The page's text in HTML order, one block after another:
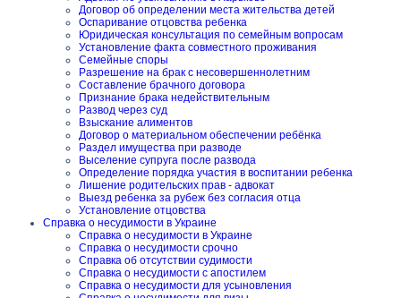
Договор об определении места жительства детей
Оспаривание отцовства ребенка
Юридическая консультация по семейным вопросам
Установление факта совместного проживания
Семейные споры
Разрешение на брак с несовершеннолетним
Составление брачного договора
Признание брака недействительным
Развод через суд
Взыскание алиментов
Договор о материальном обеспечении ребёнка
Раздел имущества при разводе
Выселение супруга после развода
Определение порядка участия в воспитании ребенка
Лишение родительских прав - адвокат
Выезд ребенка за рубеж без согласия отца
Установление отцовства
Справка о несудимости в Украине
Справка о несудимости в Украине
Справка о несудимости срочно
Справка об отсутствии судимости
Справка о несудимости с апостилем
Справка о несудимости для усыновления